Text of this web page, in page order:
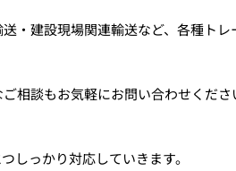
・建設現場関連輸送など、各種トレ
相談もお気軽にお問い合わせくださ
しっかり対応していきます。